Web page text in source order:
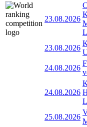
23.08.2026
23.08.2026
24.08.2026
24.08.2026
25.08.2026